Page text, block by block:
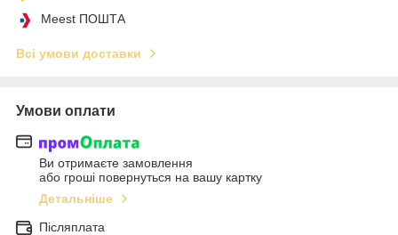
Meest ПОШТА
Всі умови доставки
Умови оплати
Ви отримаєте замовлення
або гроші повернуться на вашу картку
Детальніше
Післяплата